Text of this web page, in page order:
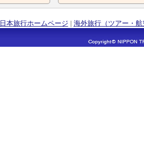
日本旅行ホームページ | 海外旅行（ツアー・航